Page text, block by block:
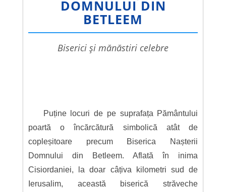
DOMNULUI DIN
BETLEEM
biserici și mănăstiri celebre
Puține locuri de pe suprafața Pământului
poartă o încărcătură simbolică atât de
copleșitoare precum Biserica Nașterii
Domnului din Betleem. Aflată în inima
Cisiordaniei, la doar câțiva kilometri sud de
Ierusalim, această biserică străveche